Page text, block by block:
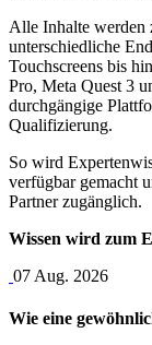
Alle Inhalte werden
unterschiedliche
Touchscreens bis
Pro, Meta Quest 3
durchgängige
Qualifizierung.
So wird
verfügbar gemacht
Partner zugänglich.
Wissen wird zum
07 Aug. 2026
Wie eine